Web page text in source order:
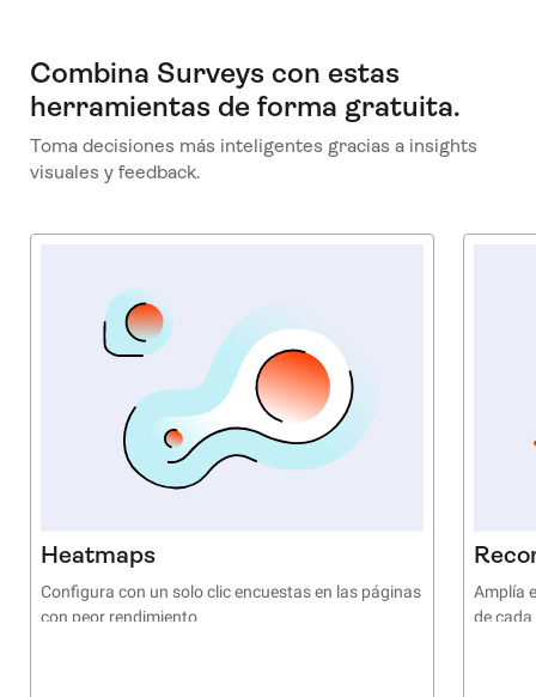
Combina Surveys con estas
herramientas de forma gratuita.
Toma decisiones más inteligentes gracias a insights
visuales y feedback.
Heatmaps
Configura con un solo clic encuestas en las páginas
con peor rendimiento
Amplía
de